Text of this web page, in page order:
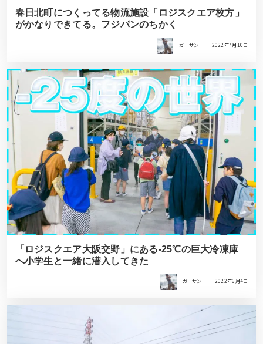
春日北町につくってる物流施設「ロジスクエア枚方」
がかなりできてる。フジパンのちかく
ガーサン 2022年7月10日
「ロジスクエア大阪交野」にある-25℃の巨大冷凍庫
へ小学生と一緒に潜入してきた
ガーサン 2022年6月4日